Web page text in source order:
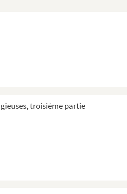
troisième partie
Metz